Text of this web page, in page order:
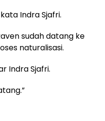
Indra Sjafri.
sudah datang ke
naturalisasi.
Indra Sjafri.